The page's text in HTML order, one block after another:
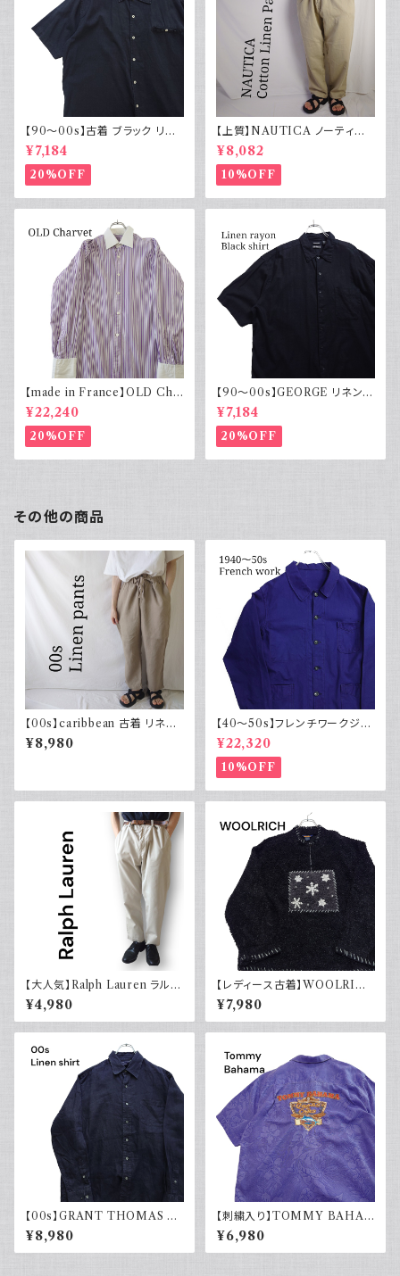
【90～00s】古着 ブラック リネ
ンコットンシャツ 黒 ボックスシ
ルエット
¥7,184
20%OFF
【上質】NAUTICA ノーティカ
コットンリネンパンツ ツータック
¥8,082
10%OFF
【made in France】OLD Cha
rvet ストライプ 切り替え 紫
¥22,240
20%OFF
【90～00s】GEORGE リネンレ
ーヨンシャツ 黒 ボックスシルエ
ット XL
¥7,184
20%OFF
その他の商品
【00s】caribbean 古着 リネン
イージーパンツ ドローコード ワ
イドパンツ
¥8,980
【40～50s】フレンチワークジャ
ケット インディゴ Vポケット ヴィ
ンテージ
¥22,320
10%OFF
【大人気】Ralph Lauren ラルフ
ローレン チノパン アイボリー
¥4,980
【レディース古着】WOOLRIC
H ウールリッチ ハーフジップ ボ
アフリース 雪
¥7,980
【00s】GRANT THOMAS 古
着 長袖リネンシャツ ネイビー
アメカジ古着
¥8,980
【刺繍入り】TOMMY BAHA
MA トミーバハマ オープンカラ
ーシャツ シルク100％ 開禁 古
着 アメカジ パープル
¥6,980